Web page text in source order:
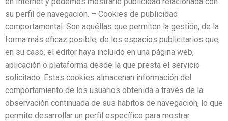
su perfil de navegación. – Cookies de publicidad
comportamental: Son aquéllas que permiten la gestión, de la
forma más eficaz posible, de los espacios publicitarios que,
en su caso, el editor haya incluido en una página web,
aplicación o plataforma desde la que presta el servicio
solicitado. Estas cookies almacenan información del
comportamiento de los usuarios obtenida a través de la
observación continuada de sus hábitos de navegación, lo que
permite desarrollar un perfil específico para mostrar